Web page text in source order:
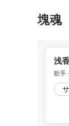
塊魂
浅
歌手